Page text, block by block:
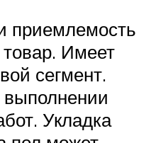
приемлемость
Имеет
сегмент.
Укладка